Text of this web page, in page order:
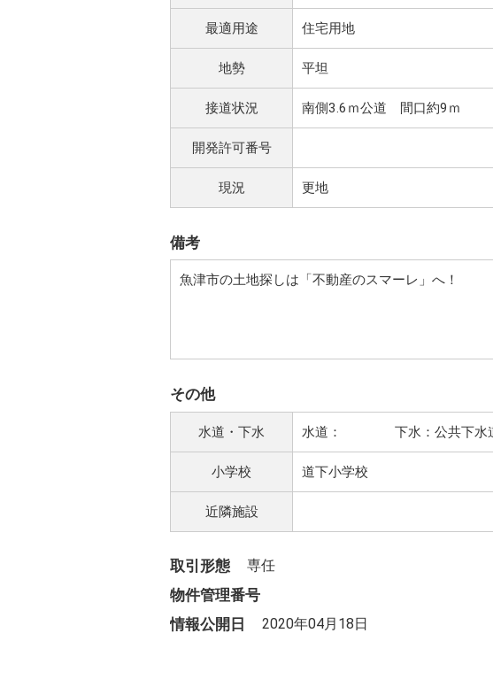
最適用途 住宅用地
地勢 平坦
接道状況 南側3.6ｍ公道 間口約9ｍ
開発許可番号
現況 更地
備考
魚津市の土地探しは「不動産のスマーレ」へ！
その他
水道・下水 水道： 下水：公共下水
小学校 道下小学校
近隣施設
取引形態 専任
物件管理番号
情報公開日
2020年04月18日